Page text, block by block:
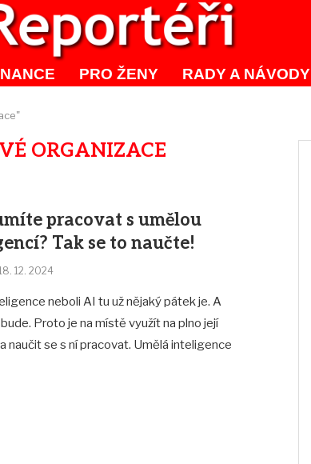
PRO ŽENY RADY A NÁVODY
ORGANIZACE
pracovat s umělou
Tak se to naučte!
12. 2024
neboli AI tu už nějaký pátek je. A
Proto je na místě využít na plno její
naučit se s ní pracovat. Umělá inteligence